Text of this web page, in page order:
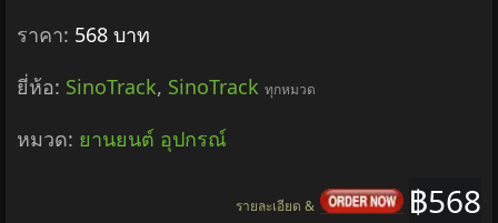
ราคา: 568 บาท
ยี่ห้อ: SinoTrack, SinoTrack ทุกหมวด
หมวด: ยานยนต์ อุปกรณ์
฿568
รายละเอียด &